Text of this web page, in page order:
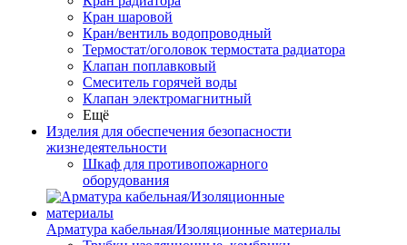
Кран шаровой
Кран/вентиль водопроводный
Термостат/оголовок термостата радиатора
Клапан поплавковый
Смеситель горячей воды
Клапан электромагнитный
Ещё
Изделия для обеспечения безопасности
жизнедеятельности
Шкаф для противопожарного
оборудования
Арматура кабельная/Изоляционные материалы